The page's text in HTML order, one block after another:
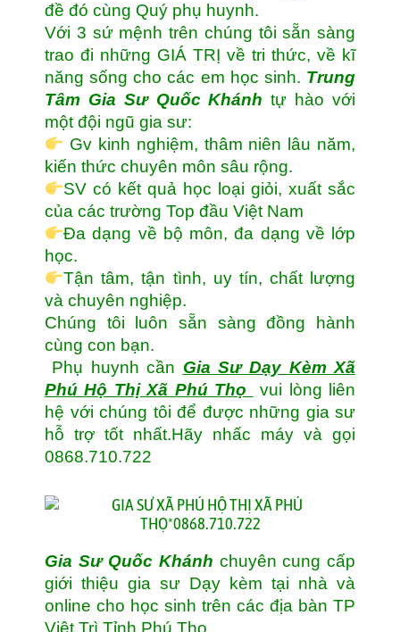
đề đó cùng Quý phụ huynh.
Với 3 sứ mệnh trên chúng tôi sẵn sàng
trao đi những GIÁ TRỊ về tri thức, về kĩ
năng sống cho các em học sinh. Trung
Tâm Gia Sư Quốc Khánh tự hào với
một đội ngũ gia sư:
Gv kinh nghiệm, thâm niên lâu năm,
kiến thức chuyên môn sâu rộng.
SV có kết quả học loại giỏi, xuất sắc
của các trường Top đầu Việt Nam
Đa dạng về bộ môn, đa dạng về lớp
học.
Tận tâm, tận tình, uy tín, chất lượng
và chuyên nghiệp.
Chúng tôi luôn sẵn sàng đồng hành
cùng con bạn.
Phụ huynh cần Gia Sư Dạy Kèm Xã
Phú Hộ Thị Xã Phú Thọ
vui lòng liên
hệ với chúng tôi để được những gia sư
hỗ trợ tốt nhất.Hãy nhấc máy và gọi
0868.710.722
Gia Sư Quốc Khánh chuyên cung cấp
giới thiệu gia sư Dạy kèm tại nhà và
online cho học sinh trên các địa bàn TP
Việt Trì Tỉnh Phú Thọ